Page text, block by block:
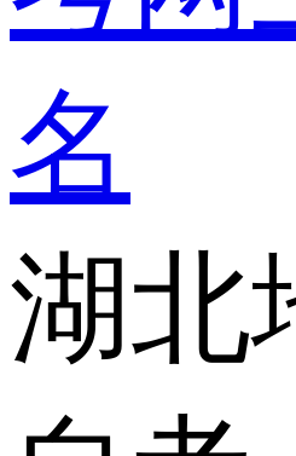
名
湖北